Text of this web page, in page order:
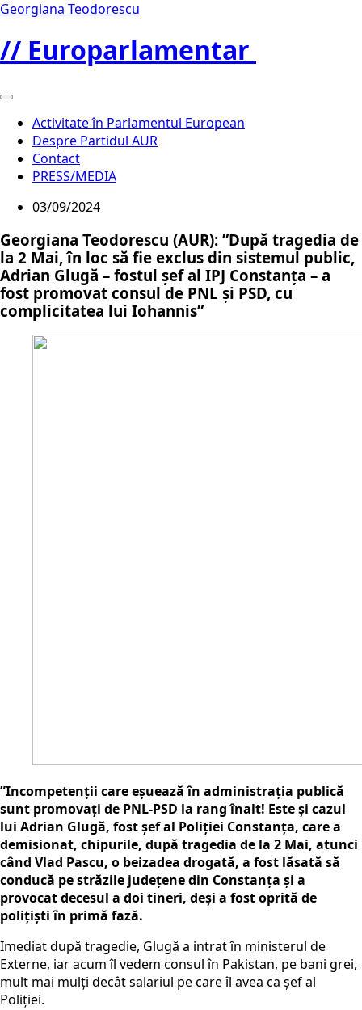
Georgiana Teodorescu
// Europarlamentar
Activitate în Parlamentul European
Despre Partidul AUR
Contact
PRESS/MEDIA
03/09/2024
Georgiana Teodorescu (AUR): ”După tragedia de
la 2 Mai, în loc să fie exclus din sistemul public,
Adrian Glugă – fostul șef al IPJ Constanța – a
fost promovat consul de PNL și PSD, cu
complicitatea lui Iohannis”
”Incompetenții care eșuează în administrația publică
sunt promovați de PNL-PSD la rang înalt! Este și cazul
lui Adrian Glugă, fost șef al Poliției Constanța, care a
demisionat, chipurile, după tragedia de la 2 Mai, atunci
când Vlad Pascu, o beizadea drogată, a fost lăsată să
conducă pe străzile județene din Constanța și a
provocat decesul a doi tineri, deși a fost oprită de
polițiști în primă fază.
Imediat după tragedie, Glugă a intrat în ministerul de
Externe, iar acum îl vedem consul în Pakistan, pe bani grei,
mult mai mulți decât salariul pe care îl avea ca șef al
Poliției.